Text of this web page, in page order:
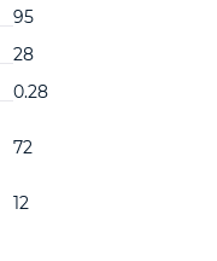
95
28
0.28
72
12